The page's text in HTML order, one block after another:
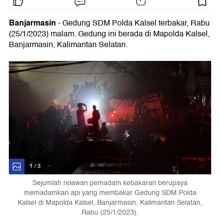
Banjarmasin- Gedung SDM Polda Kalsel terbakar, Rabu
(25/1/2023) malam. Gedung ini berada di Mapolda Kalsel,
Banjarmasin, Kalimantan Selatan.
1 / 3
Sejumlah relawan pemadam kebakaran berupaya
memadamkan api yang membakar Gedung SDM Polda
Kalsel di Mapolda Kalsel, Banjarmasin, Kalimantan Selatan,
Rabu (25/1/2023).